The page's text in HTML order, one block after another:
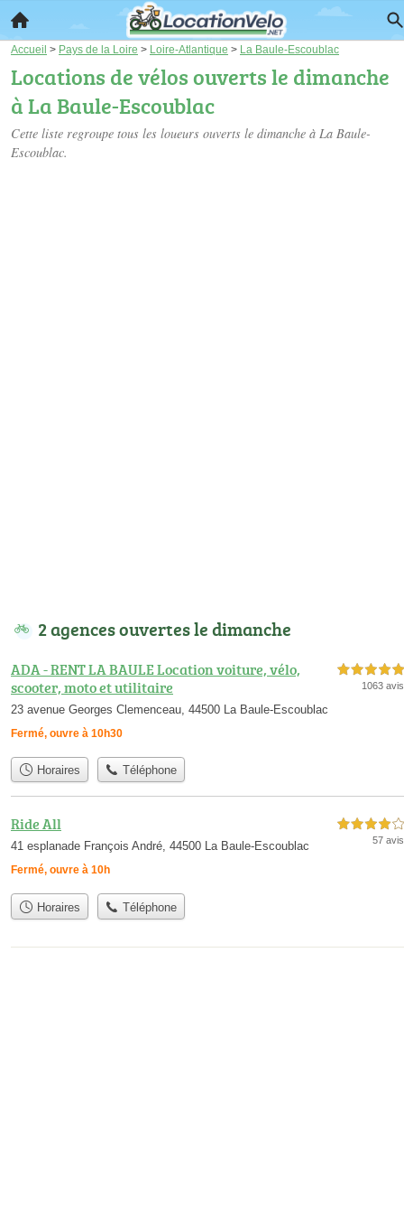
Accueil > Pays de la Loire > Loire-Atlantique > La Baule-Escoublac
Locations de vélos ouverts le dimanche
à La Baule-Escoublac
Cette liste regroupe tous les loueurs ouverts le dimanche à La Baule-
Escoublac.
2 agences ouvertes le dimanche
ADA - RENT LA BAULE Location voiture, vélo,
scooter, moto et utilitaire
23 avenue Georges Clemenceau, 44500 La Baule-Escoublac
Fermé, ouvre à 10h30
5,0 étoiles sur 5
1063 avis
Horaires Téléphone
Ride All
41 esplanade François André, 44500 La Baule-Escoublac
Fermé, ouvre à 10h
4,0 étoiles sur 5
57 avis
Horaires Téléphone